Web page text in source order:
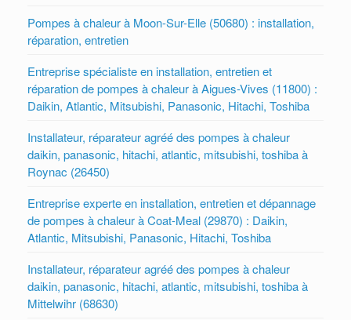
Pompes à chaleur à Moon-Sur-Elle (50680) : installation,
réparation, entretien
Entreprise spécialiste en installation, entretien et
réparation de pompes à chaleur à Aigues-Vives (11800) :
Daikin, Atlantic, Mitsubishi, Panasonic, Hitachi, Toshiba
Installateur, réparateur agréé des pompes à chaleur
daikin, panasonic, hitachi, atlantic, mitsubishi, toshiba à
Roynac (26450)
Entreprise experte en installation, entretien et dépannage
de pompes à chaleur à Coat-Meal (29870) : Daikin,
Atlantic, Mitsubishi, Panasonic, Hitachi, Toshiba
Installateur, réparateur agréé des pompes à chaleur
daikin, panasonic, hitachi, atlantic, mitsubishi, toshiba à
Mittelwihr (68630)